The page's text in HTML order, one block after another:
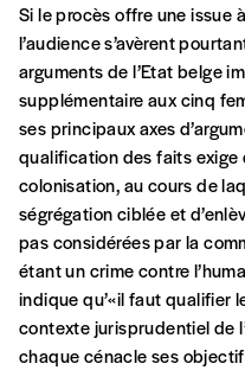
AJOUTER
Offre
Vous souhaitez
deux derniers
Je souhaite
découverte
Si le procès offre une issue
l’audience s’avèrent
arguments de l’Etat belge
supplémentaire aux cinq
ses principaux axes
qualification des faits exige
colonisation, au cours de
ségrégation ciblée et
pas considérées par la
étant un crime contre
indique qu’«il faut qualifier
contexte jurisprudentiel de
chaque cénacle ses